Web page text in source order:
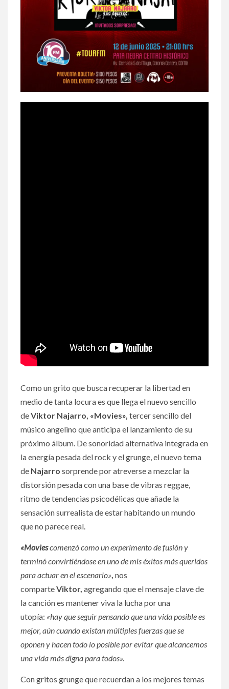
Como un grito que busca recuperar la libertad en
medio de tanta locura es que llega el nuevo sencillo
deViktor Najarro, «Movies», tercer sencillo del
músico angelino que anticipa el lanzamiento de su
próximo álbum. De sonoridad alternativa integrada en
la energía pesada del rock y el grunge, el nuevo tema
de Najarro sorprende por atreverse a mezclar la
distorsión pesada con una base de vibras reggae,
ritmo de tendencias psicodélicas que añade la
sensación surrealista de estar habitando un mundo
que no parece real.
«Moviescomenzó como un experimento de fusión y
terminó convirtiéndose en uno de mis éxitos más queridos
para actuar en el escenario» nos
comparteViktor, agregando que el mensaje clave de
la canción es mantener viva la lucha por una
utopía: «hay que seguir pensando que una vida posible es
mejor, aún cuando existan múltiples fuerzas que se
oponen y hacen todo lo posible por evitar que alcancemos
una vida más digna para todos».
Con gritos grunge que recuerdan a los mejores temas